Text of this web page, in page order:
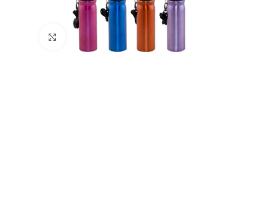
Büyütmek için tıklayın